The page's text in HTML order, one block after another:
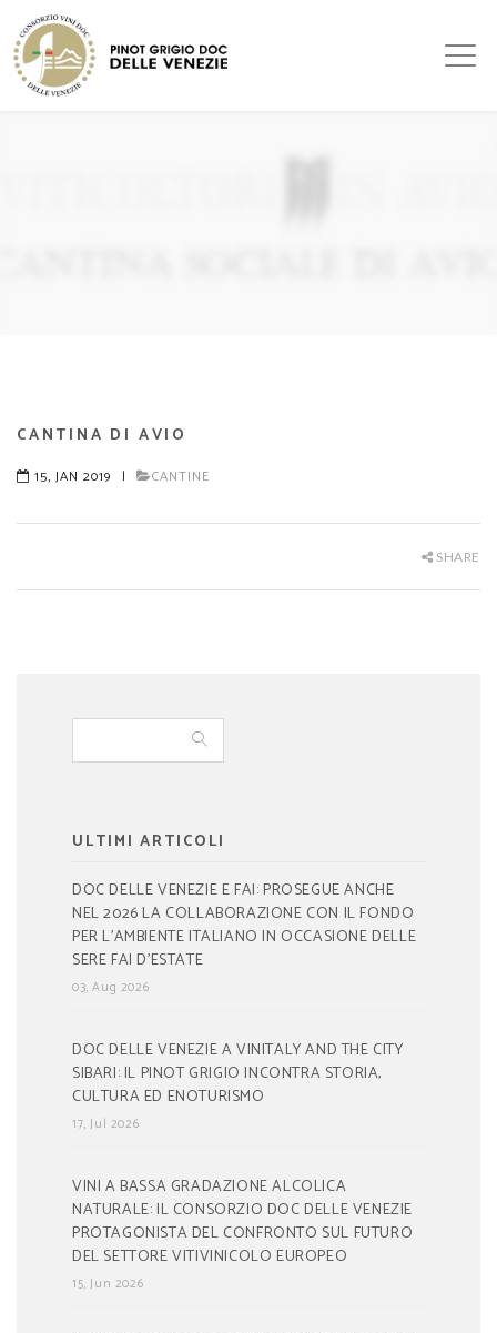
CANTINA DI AVIO
15, JAN 2019 | CANTINE
SHARE
ULTIMI ARTICOLI
DOC DELLE VENEZIE E FAI: PROSEGUE ANCHE
NEL 2026 LA COLLABORAZIONE CON IL FONDO
PER L’AMBIENTE ITALIANO IN OCCASIONE DELLE
SERE FAI D’ESTATE
03, Aug 2026
DOC DELLE VENEZIE A VINITALY AND THE CITY
SIBARI: IL PINOT GRIGIO INCONTRA STORIA,
CULTURA ED ENOTURISMO
17, Jul 2026
VINI A BASSA GRADAZIONE ALCOLICA
NATURALE: IL CONSORZIO DOC DELLE VENEZIE
PROTAGONISTA DEL CONFRONTO SUL FUTURO
DEL SETTORE VITIVINICOLO EUROPEO
15, Jun 2026